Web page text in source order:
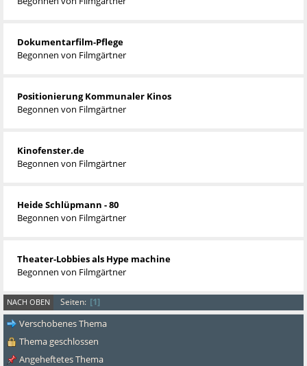
Dokumentarfilm-Pflege
Begonnen von Filmgärtner
Positionierung Kommunaler Kinos
Begonnen von Filmgärtner
Kinofenster.de
Begonnen von Filmgärtner
Heide Schlüpmann - 80
Begonnen von Filmgärtner
Theater-Lobbies als Hype machine
Begonnen von Filmgärtner
NACH OBEN Seiten
1
Verschobenes Thema
Thema geschlossen
Angeheftetes Thema